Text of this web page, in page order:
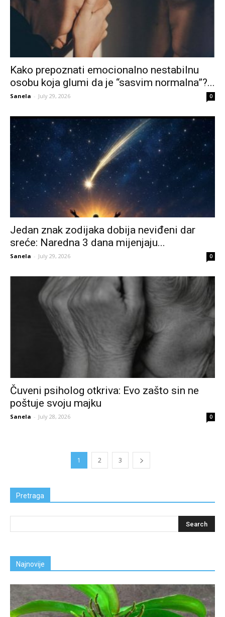
Kako prepoznati emocionalno nestabilnu
osobu koja glumi da je “sasvim normalna”?...
Sanela - July 29, 2026 0
Jedan znak zodijaka dobija neviđeni dar
sreće: Naredna 3 dana mijenjaju...
Sanela - July 29, 2026 0
Čuveni psiholog otkriva: Evo zašto sin ne
poštuje svoju majku
Sanela - July 28, 2026 0
1 2 3
Pretraga
Najnovije